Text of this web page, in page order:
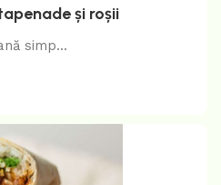
și roșii
simp...